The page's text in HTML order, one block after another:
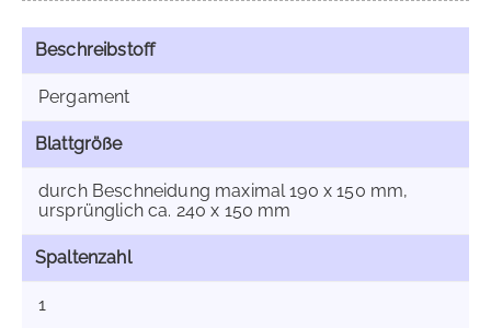
Beschreibstoff
Pergament
Blattgröße
durch Beschneidung maximal 190 x 150 mm,
ursprünglich ca. 240 x 150 mm
Spaltenzahl
1